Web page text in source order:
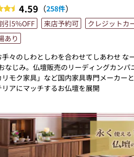
4.59 （258件）
引5%OFF 来店予約可
クレジットカ
あり
々のしわとしわを合わせてしあわせ な
なじみ。仏壇販売のリーディングカンパ
モク家具」など国内家具専門メーカー
リアにマッチするお仏壇を展開
店舗以上のスケールメリットと東証上
、親切・丁寧な説明と対応を心がけ、年
壇、約3,000基のお墓を納めています。「
」では、さまざまな供養（対話の場づくり